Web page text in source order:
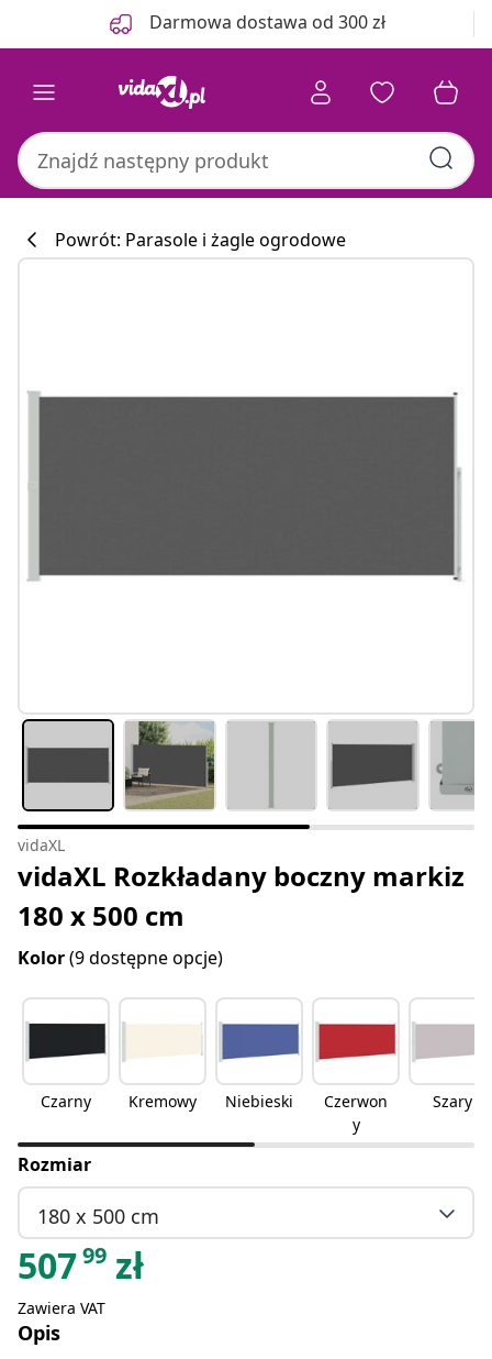
Darmowa dostawa od 300 zł
Powrót: Parasole i żagle ogrodowe
vidaXL
vidaXL Rozkładany boczny markiz
180 x 500 cm
Kolor(9 dostępne opcje)
Czarny Kremowy Niebieski
Czerwon
y
Szary
Rozmiar
180 x 500 cm
50799 zł
Zawiera VAT
Opis